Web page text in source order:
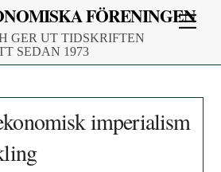
FÖRENINGEN
GER UT TIDSKRIFTEN
SEDAN 1973
imperialism